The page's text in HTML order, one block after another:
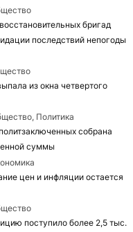
бригад
последствий непогоды
из окна четвертого
Политика
собрана
суммы
цен и инфляции остается
поступило более 2,5 тыс.